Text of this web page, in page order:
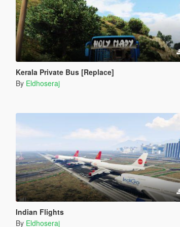
Kerala Private Bus [Replace]
By Eldhoseraj
Indian Flights
By Eldhoseraj